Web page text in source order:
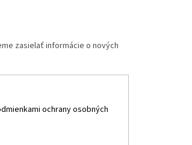
zasielať informácie o nových
ochrany osobných